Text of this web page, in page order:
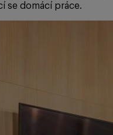
se domácí práce.